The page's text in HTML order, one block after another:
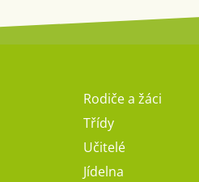
Rodiče a žáci
Třídy
Učitelé
Jídelna